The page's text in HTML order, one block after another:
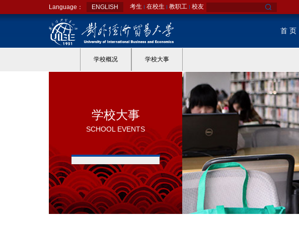
Language： ENGLISH 考生 在校生 教职工 校友
首 页
学校概况 学校大事
学校大事
SCHOOL EVENTS